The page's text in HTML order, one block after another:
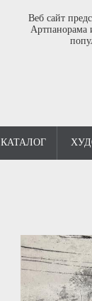
Веб сайт
Артпанорама
КАТАЛОГ